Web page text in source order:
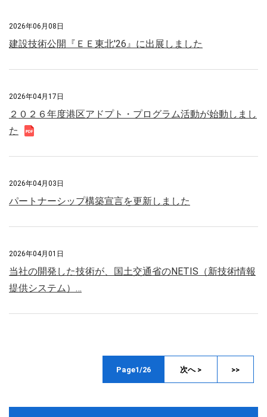
2026年06月08日
建設技術公開『ＥＥ東北′26』に出展しました
2026年04月17日
２０２６年度港区アドプト・プログラム活動が始動しまし
た
2026年04月03日
パートナーシップ構築宣言を更新しました
2026年04月01日
当社の開発した技術が、国土交通省のNETIS（新技術情報
提供システム）…
Page1/26 次へ > >>